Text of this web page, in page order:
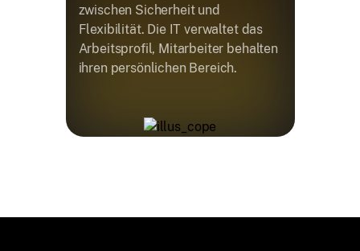
zwischen Sicherheit und
Flexibilität. Die IT verwaltet das
Arbeitsprofil, Mitarbeiter behalten
ihren persönlichen Bereich.